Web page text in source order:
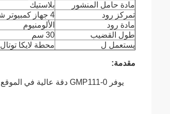
مادة حامل المنشور
بلاستيك
تمركز رود
4 جهاز كمبيوتر شخصى
مادة رود
الألومنيوم
طول القضيب
30 سم
يستعمل ل
محطة لايكا توتال
مقدمة: